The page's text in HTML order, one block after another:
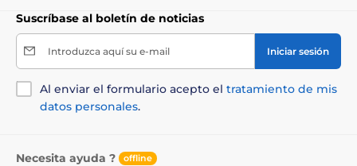
Suscríbase al boletín de noticias
Introduzca aquí su e-mail Iniciar sesión
Al enviar el formulario acepto el tratamiento de mis
datos personales.
Necesita ayuda ? offline